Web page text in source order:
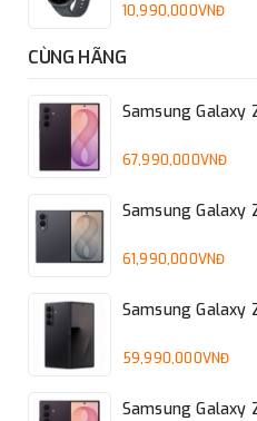
10,990,000VNĐ
CÙNG HÃNG
Samsung Galaxy
67,990,000VNĐ
Samsung Galaxy
61,990,000VNĐ
Samsung Galaxy
59,990,000VNĐ
Samsung Galaxy